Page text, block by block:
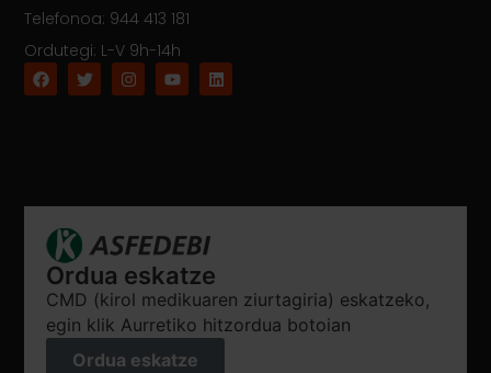
Telefonoa: 944 413 181
Ordutegi: L-V 9h-14h
Ordua eskatze
CMD (kirol medikuaren ziurtagiria) eskatzeko,
egin klik Aurretiko hitzordua botoian
Ordua eskatze